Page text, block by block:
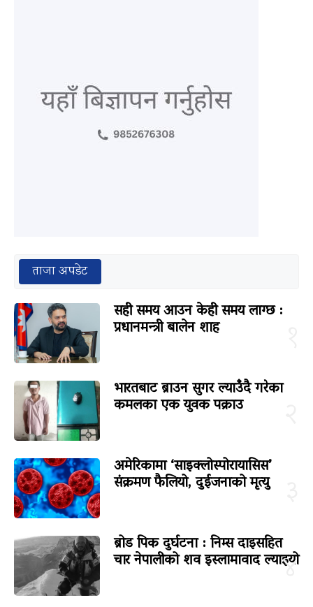
ताजा अपडेट
सही समय आउन केही समय लाग्छ :
प्रधानमन्त्री बालेन शाह
भारतबाट ब्राउन सुगर ल्याउँदै गरेका
कमलका एक युवक पक्राउ
अमेरिकामा ‘साइक्लोस्पोरायासिस’
संक्रमण फैलियो, दुईजनाको मृत्यु
४
ब्रोड पिक दुर्घटना : निम्स दाइसहित
चार नेपालीको शव इस्लामावाद ल्याइयो